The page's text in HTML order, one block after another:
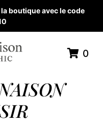
boutique avec le code
0